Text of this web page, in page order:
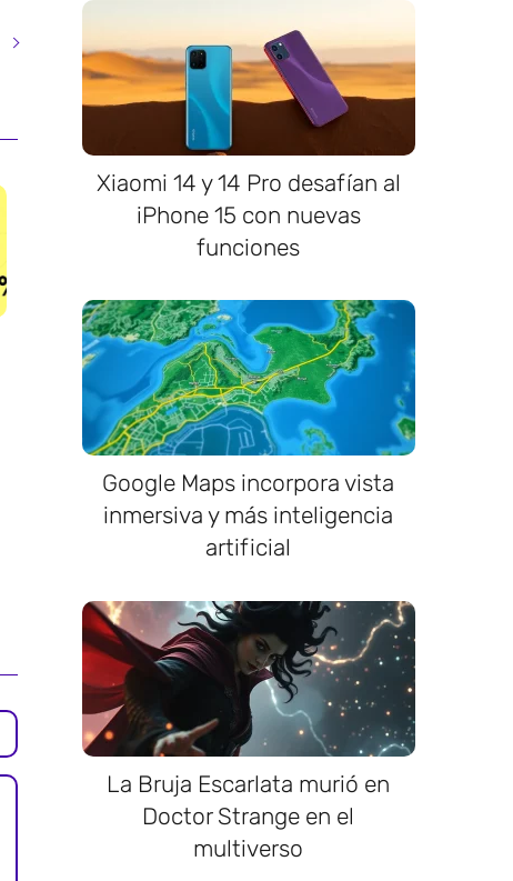
Xiaomi 14 y 14 Pro desafían al
iPhone 15 con nuevas
funciones
Google Maps incorpora vista
inmersiva y más inteligencia
artificial
La Bruja Escarlata murió en
Doctor Strange en el
multiverso